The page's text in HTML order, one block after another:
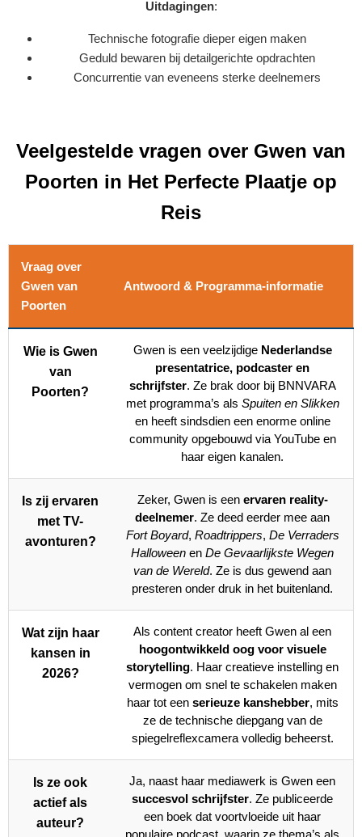
Uitdagingen:
Technische fotografie dieper eigen maken
Geduld bewaren bij detailgerichte opdrachten
Concurrentie van eveneens sterke deelnemers
Veelgestelde vragen over Gwen van
Poorten in Het Perfecte Plaatje op
Reis
Vraag over
Gwen van
Poorten
Antwoord & Programma-informatie
Wie is Gwen
van
Poorten?
Gwen is een veelzijdige Nederlandse
presentatrice, podcaster en
schrijfster. Ze brak door bij BNNVARA
met programma’s als Spuiten en Slikken
en heeft sindsdien een enorme online
community opgebouwd via YouTube en
haar eigen kanalen.
Is zij ervaren
met TV-
avonturen?
Zeker, Gwen is een ervaren reality-
deelnemer. Ze deed eerder mee aan
Fort Boyard, Roadtrippers, De Verraders
Halloween en De Gevaarlijkste Wegen
van de Wereld. Ze is dus gewend aan
presteren onder druk in het buitenland.
Wat zijn haar
kansen in
2026?
Als content creator heeft Gwen al een
hoogontwikkeld oog voor visuele
storytelling. Haar creatieve instelling en
vermogen om snel te schakelen maken
haar tot een serieuze kanshebber, mits
ze de technische diepgang van de
spiegelreflexcamera volledig beheerst.
Is ze ook
actief als
auteur?
Ja, naast haar mediawerk is Gwen een
succesvol schrijfster. Ze publiceerde
een boek dat voortvloeide uit haar
populaire podcast, waarin ze thema’s als